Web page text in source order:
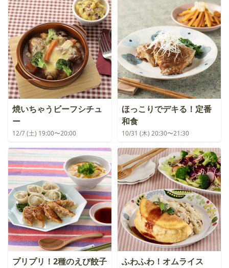
焼いちゃうビーフシチュ
ー
12/7 (土) 19:00〜20:00
ほっこりでデキる！定番
和食
10/31 (木) 20:30〜21:30
プリプリ！2種のえび餃子 ふわふわ！オムライス